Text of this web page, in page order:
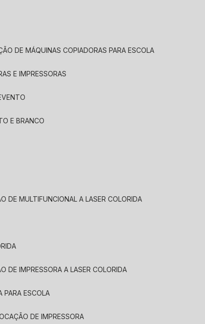
DE MÁQUINAS COPIADORAS PARA ESCOLA
E IMPRESSORAS
E BRANCO
DE MULTIFUNCIONAL A LASER COLORIDA
DE IMPRESSORA A LASER COLORIDA
PARA ESCOLA
DE IMPRESSORA